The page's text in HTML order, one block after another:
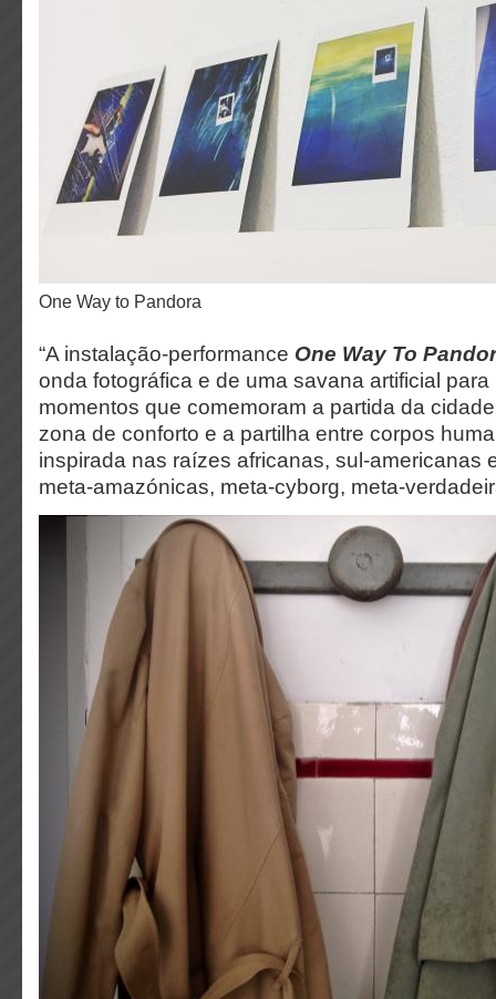
One Way to Pandora
“A instalação-performance One Way To
onda fotográfica e de uma savana artificial para
momentos que comemoram a partida da
zona de conforto e a partilha entre corpos
inspirada nas raízes africanas, sul-americanas
meta-amazónicas, meta-cyborg, meta-